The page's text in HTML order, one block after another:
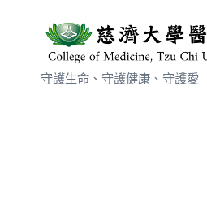
守護生命、守護健康、守護愛